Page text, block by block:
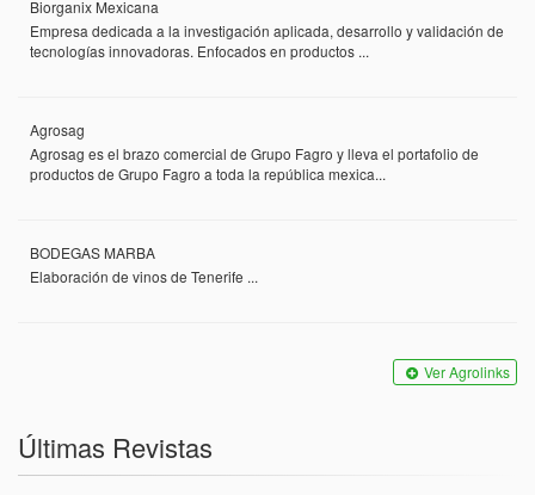
Biorganix Mexicana
Empresa dedicada a la investigación aplicada, desarrollo y validación de
tecnologías innovadoras. Enfocados en productos ...
Agrosag
Agrosag es el brazo comercial de Grupo Fagro y lleva el portafolio de
productos de Grupo Fagro a toda la república mexica...
BODEGAS MARBA
Elaboración de vinos de Tenerife ...
Ver Agrolinks
Últimas Revistas